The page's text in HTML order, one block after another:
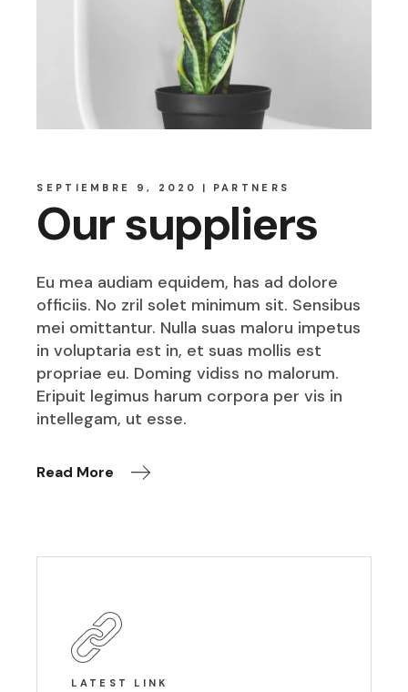
SEPTIEMBRE 9, 2020 PARTNERS
Our suppliers
Eu mea audiam equidem, has ad dolore
officiis. No zril solet minimum sit. Sensibus
mei omittantur. Nulla suas maloru impetus
in voluptaria est in, et suas mollis est
propriae eu. Doming vidiss no malorum.
Eripuit legimus harum corpora per vis in
intellegam, ut esse.
Read More
LATEST LINK